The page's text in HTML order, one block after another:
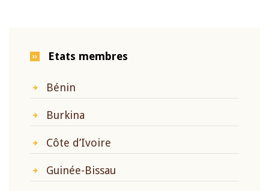
Etats membres
Bénin
Burkina
Côte d’Ivoire
Guinée-Bissau